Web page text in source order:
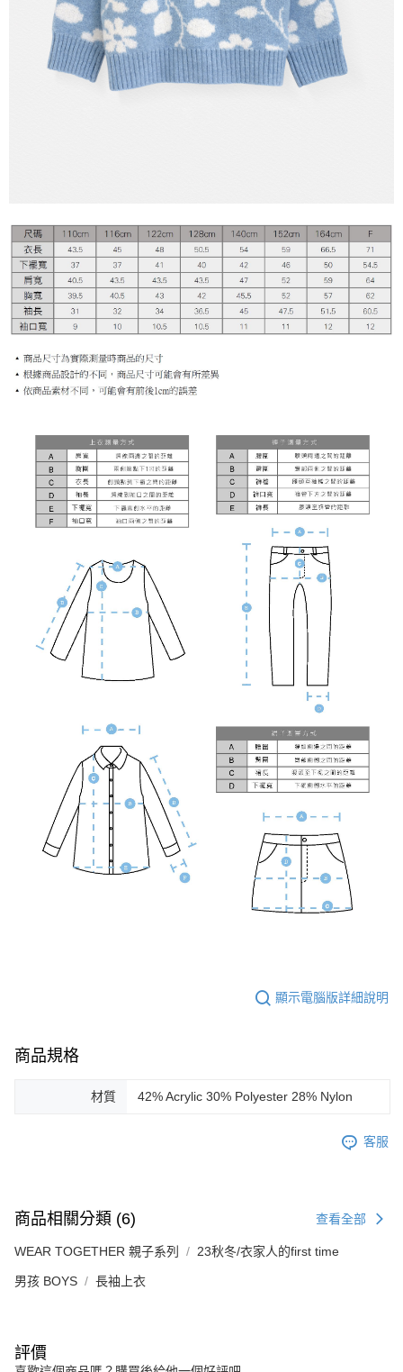
顯示電腦版詳細說明
商品規格
材質 42% Acrylic 30% Polyester 28% Nylon
客服
商品相關分類 (6) 查看全部
WEAR TOGETHER 親子系列 23秋冬/衣家人的first time
男孩 BOYS 長袖上衣
評價